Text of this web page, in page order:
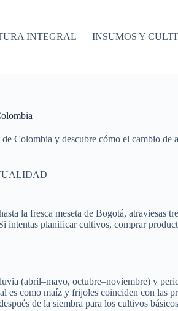
INTEGRAL INSUMOS Y
Colombia y descubre cómo el cambio de
la fresca meseta de Bogotá, atraviesas
planificar cultivos, comprar
(abril–mayo, octubre–noviembre) y
es como maíz y frijoles coinciden con
de la siembra para los cultivos